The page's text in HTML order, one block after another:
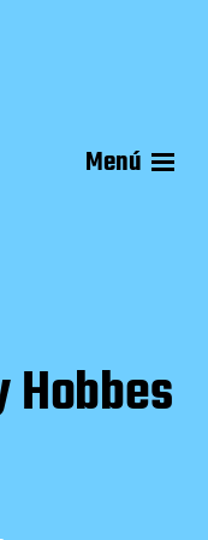
Menú
Hobbes